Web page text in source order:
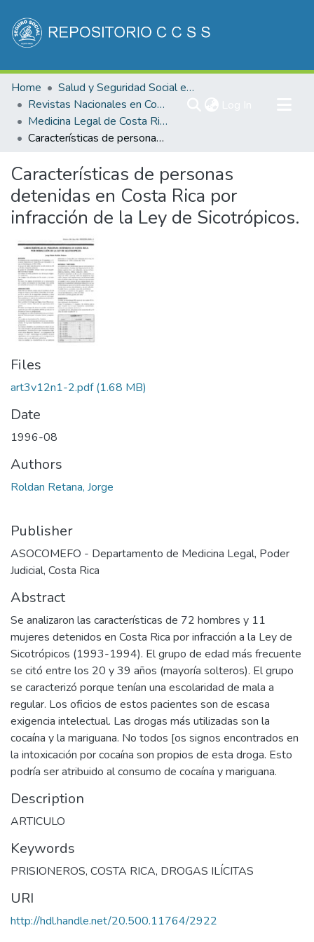
Communities & Collections
All of DSpace
Statistics
Home
Salud y Seguridad Social en Costa Rica
Revistas Nacionales en Costa Rica
Medicina Legal de Costa Rica
Características de personas detenidas en Costa Rica por infracción de la Ley de Sicotrópicos.
Características de personas
detenidas en Costa Rica por
infracción de la Ley de Sicotrópicos.
Files
art3v12n1-2.pdf(1.68 MB)
Date
1996-08
Authors
Roldan Retana, Jorge
Publisher
ASOCOMEFO - Departamento de Medicina Legal, Poder
Judicial, Costa Rica
Abstract
Se analizaron las características de 72 hombres y 11
mujeres detenidos en Costa Rica por infracción a la Ley de
Sicotrópicos (1993-1994). El grupo de edad más frecuente
se citó entre los 20 y 39 años (mayoría solteros). El grupo
se caracterizó porque tenían una escolaridad de mala a
regular. Los oficios de estos pacientes son de escasa
exigencia intelectual. Las drogas más utilizadas son la
cocaína y la mariguana. No todos [os signos encontrados en
la intoxicación por cocaína son propios de esta droga. Esto
podría ser atribuido al consumo de cocaína y mariguana.
Description
ARTICULO
Keywords
PRISIONEROS, COSTA RICA, DROGAS ILÍCITAS
URI
http://hdl.handle.net/20.500.11764/2922